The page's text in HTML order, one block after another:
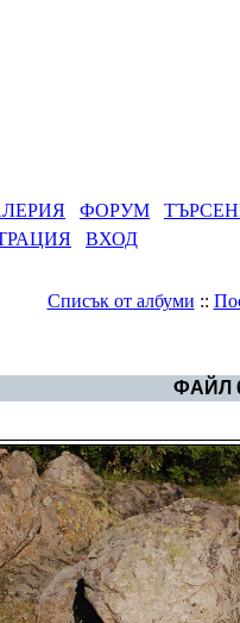
ФОРУМ
ВХОД
Списък от албуми ::
ФАЙЛ